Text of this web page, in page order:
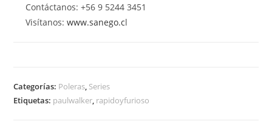
Contáctanos: +56 9 5244 3451
Visítanos: www.sanego.cl
Categorías: Poleras, Series
Etiquetas: paulwalker, rapidoyfurioso